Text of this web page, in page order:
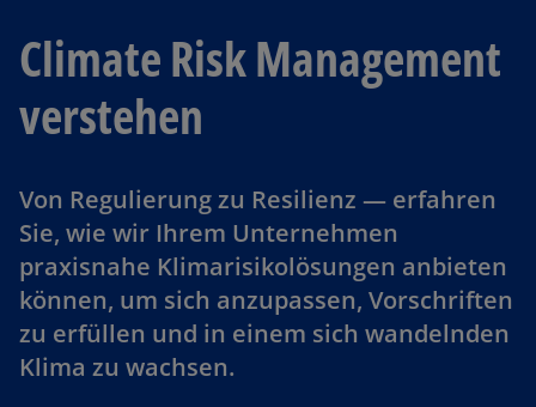
Climate Risk Management
verstehen
Von Regulierung zu Resilienz — erfahren
Sie, wie wir Ihrem Unternehmen
praxisnahe Klimarisikolösungen anbieten
können, um sich anzupassen, Vorschriften
zu erfüllen und in einem sich wandelnden
Klima zu wachsen.